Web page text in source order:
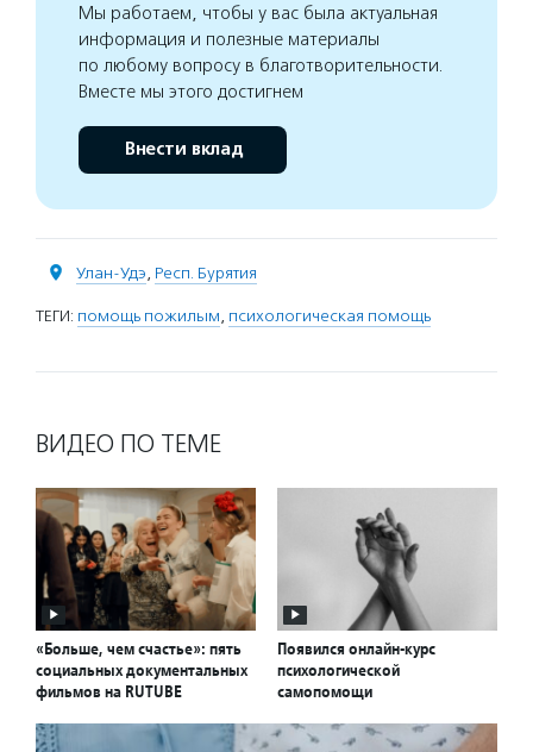
Мы работаем, чтобы у вас была актуальная
информация и полезные материалы
по любому вопросу в благотворительности.
Вместе мы этого достигнем
Внести вклад
Улан-Удэ, Респ. Бурятия
ТЕГИ: помощь пожилым, психологическая помощь
ВИДЕО ПО ТЕМЕ
«Больше, чем счастье»: пять
социальных документальных
фильмов на RUTUBE
Появился онлайн-курс
психологической
самопомощи